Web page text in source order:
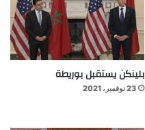
بلينكن يستقبل بوريطة
23 نوفمبر، 2021